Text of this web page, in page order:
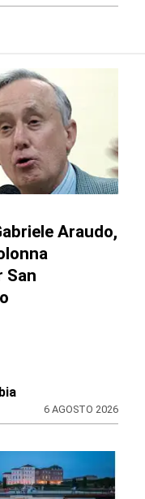
Araudo,
San
6 AGOSTO 2026